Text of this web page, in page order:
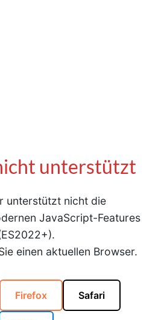
unterstützt
unterstützt nicht die
JavaScript-Features
einen aktuellen Browser.
Firefox Safari